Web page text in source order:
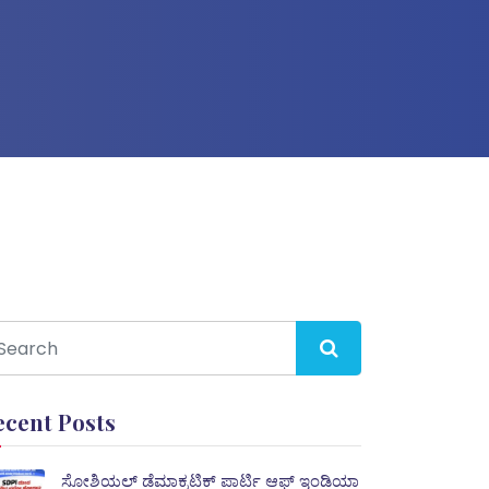
Posts
ಸೋಶಿಯಲ್ ಡೆಮಾಕ್ರಟಿಕ್ ಪಾರ್ಟಿ ಆಫ್ ಇಂಡಿಯಾ